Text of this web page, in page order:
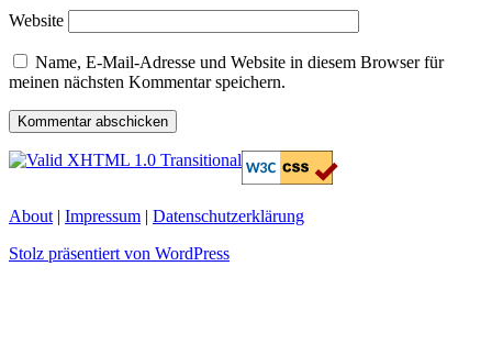
Website
Name, E-Mail-Adresse und Website in diesem Browser für
meinen nächsten Kommentar speichern.
About | Impressum | Datenschutzerklärung
Stolz präsentiert von WordPress